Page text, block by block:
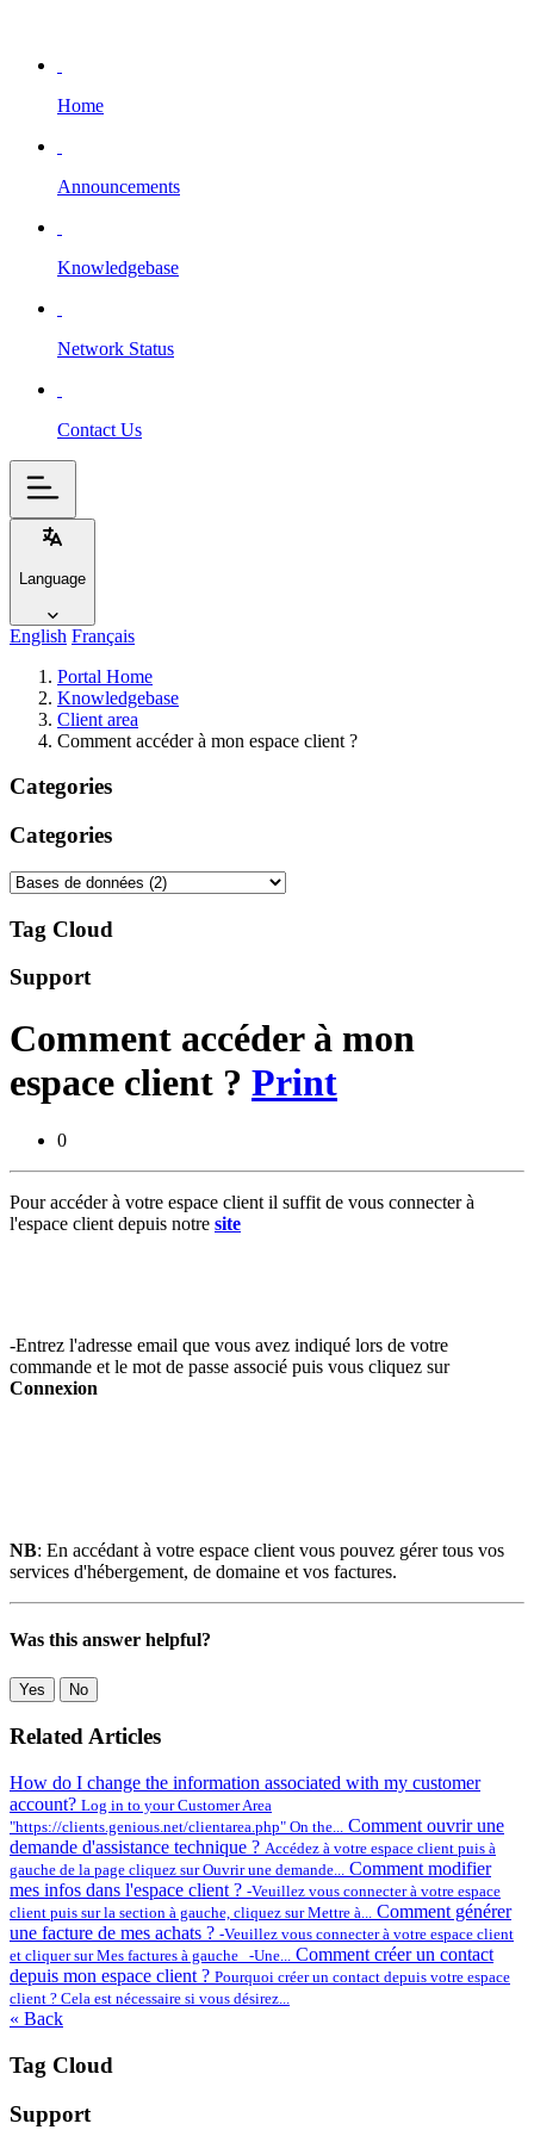
Home
Announcements
Knowledgebase
Network Status
Contact Us
Language
English Français
Portal Home
Knowledgebase
Client area
Comment accéder à mon espace client ?
Categories
Categories
Tag Cloud
Support
Comment accéder à mon
espace client ? Print
0
Pour accéder à votre espace client il suffit de vous connecter à
l'espace client depuis notre site
-Entrez l'adresse email que vous avez indiqué lors de votre
commande et le mot de passe associé puis vous cliquez sur
Connexion
NB: En accédant à votre espace client vous pouvez gérer tous vos
services d'hébergement, de domaine et vos factures.
Was this answer helpful?
Yes No
Related Articles
How do I change the information associated with my customer
account? Log in to your Customer Area
"https://clients.genious.net/clientarea.php" On the... Comment ouvrir une
demande d'assistance technique ? Accédez à votre espace client puis à
gauche de la page cliquez sur Ouvrir une demande... Comment modifier
mes infos dans l'espace client ? -Veuillez vous connecter à votre espace
client puis sur la section à gauche, cliquez sur Mettre à... Comment générer
une facture de mes achats ? -Veuillez vous connecter à votre espace client
et cliquer sur Mes factures à gauche -Une... Comment créer un contact
depuis mon espace client ? Pourquoi créer un contact depuis votre espace
client ? Cela est nécessaire si vous désirez...
« Back
Tag Cloud
Support